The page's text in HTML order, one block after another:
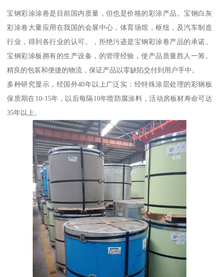
宝钢彩涂涂卷是目前国内质量，但也是价格的彩涂产品。宝钢白灰
彩涂卷大量应用在我国的会展中心，体育场馆，枢纽，及汽车制造
行业，得到各行业的认可。，拒绝污迹是宝钢彩涂卷产品的承诺。
宝钢彩涂板拥有的生产设备，的管理经验，使产品质量胜人一筹。
精良的包装和便捷的物流，保证产品以零缺陷交付到用户手中。
多种研究显示，经国外40年以上广泛实：经特殊涂层处理的彩钢板
保质期在10-15年，以后每隔10年喷防腐涂料，活动房板材寿命可达
35年以上。